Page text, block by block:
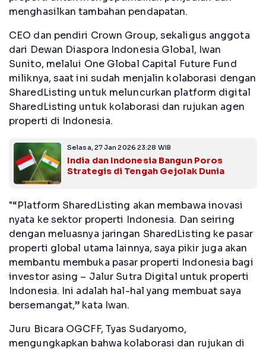
menghasilkan tambahan pendapatan.
CEO dan pendiri Crown Group, sekaligus anggota
dari Dewan Diaspora Indonesia Global, Iwan
Sunito, melalui One Global Capital Future Fund
miliknya, saat ini sudah menjalin kolaborasi dengan
SharedListing untuk meluncurkan platform digital
SharedListing untuk kolaborasi dan rujukan agen
properti di Indonesia.
Selasa, 27 Jan 2026 23:28 WIB
India dan Indonesia Bangun Poros
Strategis di Tengah Gejolak Dunia
"“Platform SharedListing akan membawa inovasi
nyata ke sektor properti Indonesia. Dan seiring
dengan meluasnya jaringan SharedListing ke pasar
properti global utama lainnya, saya pikir juga akan
membantu membuka pasar properti Indonesia bagi
investor asing – Jalur Sutra Digital untuk properti
Indonesia. Ini adalah hal-hal yang membuat saya
bersemangat,” kata Iwan.
Juru Bicara OGCFF, Tyas Sudaryomo,
mengungkapkan bahwa kolaborasi dan rujukan di